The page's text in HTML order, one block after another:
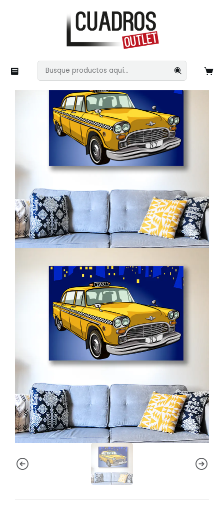
Imágenes Variadas Vehiculos
Transporte 31